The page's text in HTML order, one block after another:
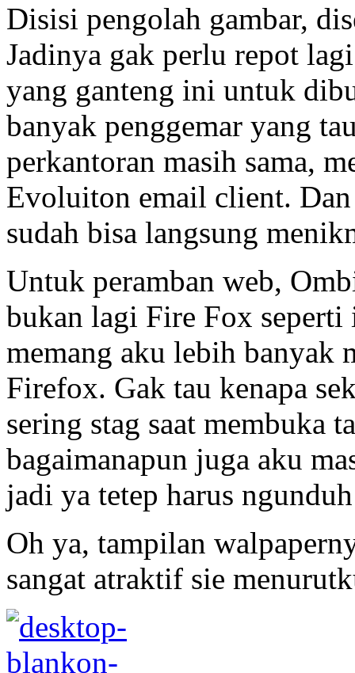
Disisi pengolah gambar,
Jadinya gak perlu repot
yang ganteng ini untuk
banyak penggemar yang
perkantoran masih sama,
Evoluiton email client.
sudah bisa langsung
Untuk peramban web,
bukan lagi Fire Fox
memang aku lebih banyak
Firefox. Gak tau kenapa
sering stag saat membuka
bagaimanapun juga aku
jadi ya tetep harus
Oh ya, tampilan
sangat atraktif sie